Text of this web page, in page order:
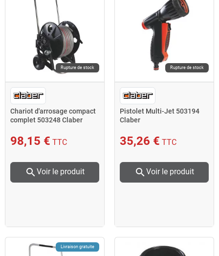
Rupture de stock
Chariot d'arrosage compact
complet 503248 Claber
98,15 € TTC
search Voir le produit
Rupture de stock
Pistolet Multi-Jet 503194
Claber
35,26 € TTC
search Voir le produit
Livraison gratuite